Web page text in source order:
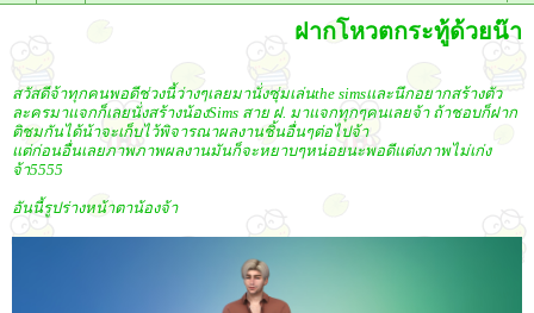
ฝากโหวตกระทู้ด้วยน๊า
สวัสดีจ้าทุกคนพอดีช่วงนี้ว่างๆเลยมานั่งซุ่มเล่นthe simsเเละนึกอยากสร้างตัว
ละครมาแจกก็เลยนั่งสร้างน้องSims สาย ฝ. มาแจกทุกๆคนเลยจ้า ถ้าชอบก็ฝาก
ติชมกันได้น้าจะเก็บไว้พิจารณาผลงานชิ้นอื่นๆต่อไปจ้า
แต่ก่อนอื่นเลยภาพภาพผลงานมันก็จะหยาบๆหน่อยนะพอดีแต่งภาพไม่เก่ง
จ้า5555
อันนี้รูปร่างหน้าตาน้องจ้า